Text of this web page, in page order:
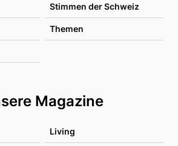
Stimmen der Schweiz
Themen
Magazine
Living